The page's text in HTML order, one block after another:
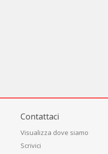
Contattaci
Visualizza dove siamo
Scrivici